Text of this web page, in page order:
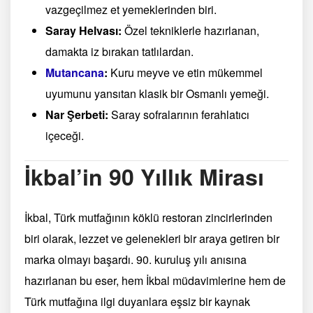
vazgeçilmez et yemeklerinden biri.
Saray Helvası: Özel tekniklerle hazırlanan,
damakta iz bırakan tatlılardan.
Mutancana: Kuru meyve ve etin mükemmel
uyumunu yansıtan klasik bir Osmanlı yemeği.
Nar Şerbeti: Saray sofralarının ferahlatıcı
içeceği.
İkbal’in 90 Yıllık Mirası
İkbal, Türk mutfağının köklü restoran zincirlerinden
biri olarak, lezzet ve gelenekleri bir araya getiren bir
marka olmayı başardı. 90. kuruluş yılı anısına
hazırlanan bu eser, hem İkbal müdavimlerine hem de
Türk mutfağına ilgi duyanlara eşsiz bir kaynak